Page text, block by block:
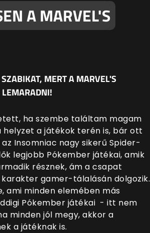
A MARVEL'S
MERT A MARVEL'S
ha szembe találtam magam
a játékok terén is, bár ott
Insomniac nagy sikerű Spider-
legjobb Pókember játékai, amik
résznek, ám a csapat
gamer-tálalásán dolgozik.
ami minden elemében más
Pókember játékai - itt nem
minden jól megy, akkor a
a játéknak is.